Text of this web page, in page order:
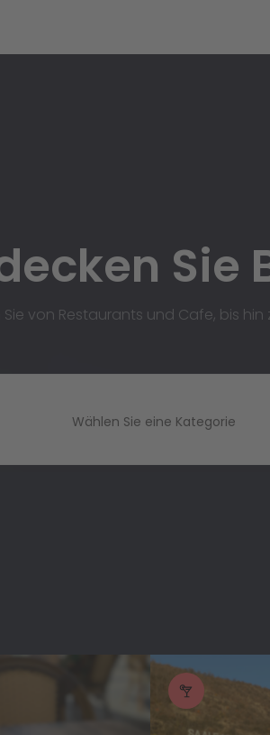
Sie
Sie von Restaurants und Cafe, bis
Wählen Sie eine Kategorie